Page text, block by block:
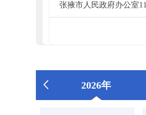
张掖市人民政府办公室
2026年